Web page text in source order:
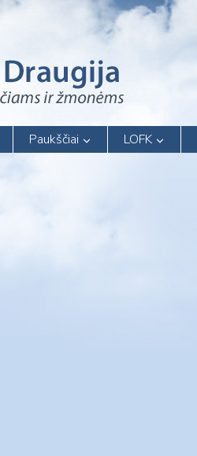
Paukščiai LOFK